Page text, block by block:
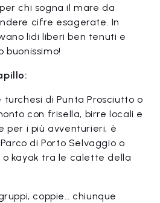
chi sogna il mare da
cifre esagerate. In
lidi liberi ben tenuti e
di Punta Prosciutto o
con frisella, birre locali e
per i più avventurieri, è
di Porto Selvaggio o
o kayak tra le calette della
coppie… chiunque